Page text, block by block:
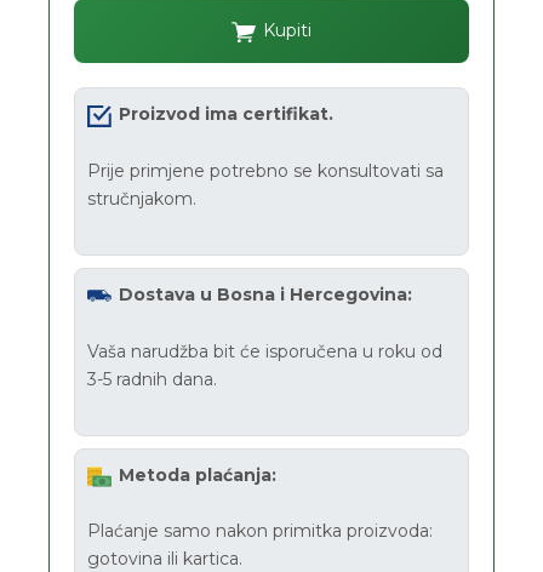
Kupiti
Proizvod ima certifikat.
Prije primjene potrebno se konsultovati sa
stručnjakom.
Dostava u Bosna i Hercegovina:
Vaša narudžba bit će isporučena u roku od
3-5 radnih dana.
Metoda plaćanja:
Plaćanje samo nakon primitka proizvoda:
gotovina ili kartica.